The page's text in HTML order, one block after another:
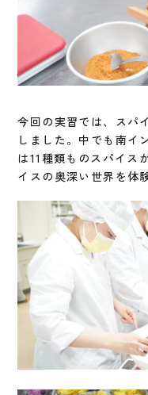
今回の実習では、スパ
しました。中でも南イ
は11種類ものスパイス
イスの奥深い世界を体